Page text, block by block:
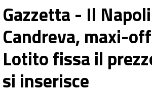
Gazzetta - Il
Candreva, maxi-
Lotito fissa il
si inserisce